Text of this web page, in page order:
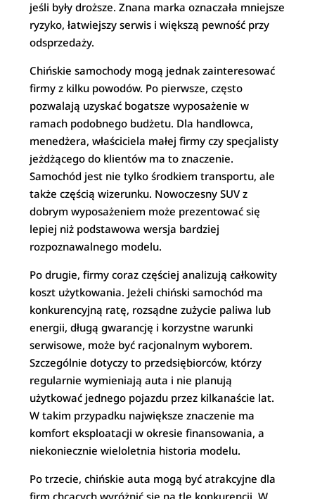
jeśli były droższe. Znana marka oznaczała mniejsze
ryzyko, łatwiejszy serwis i większą pewność przy
odsprzedaży.
Chińskie samochody mogą jednak zainteresować
firmy z kilku powodów. Po pierwsze, często
pozwalają uzyskać bogatsze wyposażenie w
ramach podobnego budżetu. Dla handlowca,
menedżera, właściciela małej firmy czy specjalisty
jeżdżącego do klientów ma to znaczenie.
Samochód jest nie tylko środkiem transportu, ale
także częścią wizerunku. Nowoczesny SUV z
dobrym wyposażeniem może prezentować się
lepiej niż podstawowa wersja bardziej
rozpoznawalnego modelu.
Po drugie, firmy coraz częściej analizują całkowity
koszt użytkowania. Jeżeli chiński samochód ma
konkurencyjną ratę, rozsądne zużycie paliwa lub
energii, długą gwarancję i korzystne warunki
serwisowe, może być racjonalnym wyborem.
Szczególnie dotyczy to przedsiębiorców, którzy
regularnie wymieniają auta i nie planują
użytkować jednego pojazdu przez kilkanaście lat.
W takim przypadku największe znaczenie ma
komfort eksploatacji w okresie finansowania, a
niekoniecznie wieloletnia historia modelu.
Po trzecie, chińskie auta mogą być atrakcyjne dla
firm chcących wyróżnić się na tle konkurencji. W